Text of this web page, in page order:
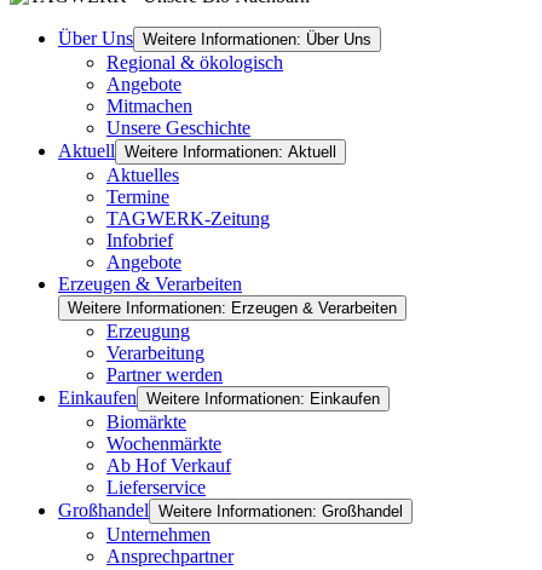
Über Uns Weitere Informationen: Über Uns
Regional & ökologisch
Angebote
Mitmachen
Unsere Geschichte
Aktuell Weitere Informationen: Aktuell
Aktuelles
Termine
TAGWERK-Zeitung
Infobrief
Angebote
Erzeugen & Verarbeiten
Weitere Informationen: Erzeugen & Verarbeiten
Erzeugung
Verarbeitung
Partner werden
Einkaufen Weitere Informationen: Einkaufen
Biomärkte
Wochenmärkte
Ab Hof Verkauf
Lieferservice
Großhandel Weitere Informationen: Großhandel
Unternehmen
Ansprechpartner